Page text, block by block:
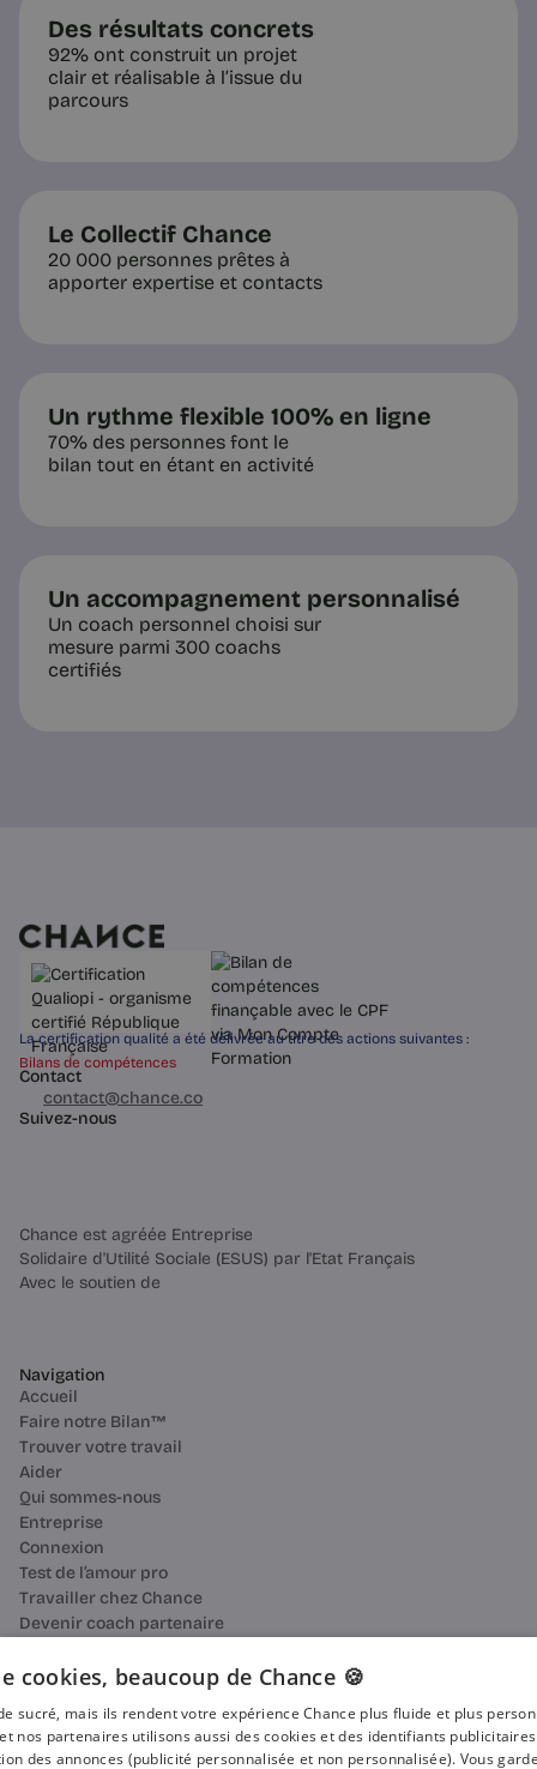
Des résultats concrets
92% ont construit un projet
clair et réalisable à l’issue du
parcours
Le Collectif Chance
20 000 personnes prêtes à
apporter expertise et contacts
Un rythme flexible 100% en ligne
70% des personnes font le
bilan tout en étant en activité
Un accompagnement personnalisé
Un coach personnel choisi sur
mesure parmi 300 coachs
certifiés
La certification qualité a été délivrée au titre des actions suivantes :
Bilans de compétences
Contact
03 60 84 01 14
contact@chance.co
Suivez-nous
Chance est agréée Entreprise
Solidaire d'Utilité Sociale (ESUS) par l'Etat Français
Avec le soutien de
Navigation
Accueil
Faire notre Bilan™
Trouver votre travail
Aider
Qui sommes-nous
Entreprise
Connexion
Test de l’amour pro
Travailler chez Chance
Devenir coach partenaire
Ressources
Bilan de compétences
Reconversion professionnelle
Blog
Média
cookies, beaucoup de Chance 🍪
sucré, mais ils rendent votre expérience Chance plus fluide et plus
nos partenaires utilisons aussi des cookies et des identifiants
des annonces (publicité personnalisée et non personnalisée). Vous